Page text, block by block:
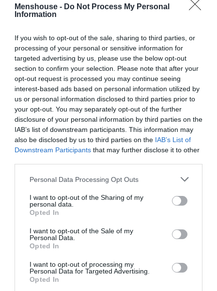
Menshouse - Do Not Process My Personal
Information
If you wish to opt-out of the sale, sharing to third parties, or
processing of your personal or sensitive information for
targeted advertising by us, please use the below opt-out
section to confirm your selection. Please note that after your
opt-out request is processed you may continue seeing
interest-based ads based on personal information utilized by
us or personal information disclosed to third parties prior to
your opt-out. You may separately opt-out of the further
disclosure of your personal information by third parties on the
IAB’s list of downstream participants. This information may
also be disclosed by us to third parties on the IAB’s List of
Downstream Participants that may further disclose it to other
Personal Data Processing Opt Outs
I want to opt-out of the Sharing of my
personal data.
Opted In
I want to opt-out of the Sale of my
Personal Data.
Opted In
I want to opt-out of processing my
Personal Data for Targeted Advertising.
Opted In
Τι πα να πει «Μα είναι μόνο 30 λεπτά πτήση, μπορείτε να
κανονίσετε τις δουλειές σας
μπίζνεσμαν μπαίνει πάντα εντός του αεροπλάνου με το
hands free να έχει πάρει φωτιά, κοιτάζει με ύφος «φύγε-
κυρά-μου-από-μπροστά-μου-μη-σε-λιώσω-σαν-
σκουλήκι» την μπροστινή του που τον εμποδίζει να
φτάσει στη θέση του κι έπειτα κλείνει σε μισή ώρα 2